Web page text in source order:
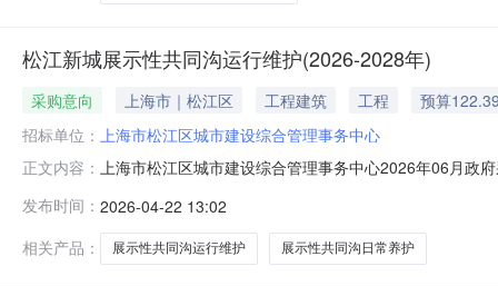
松江新城展示性共同沟运行维护(2026-2028年)
采购意向 上海市｜松江区 工程建筑 工程
预算
招标单位： 上海市松江区城市建设综合管理事务中心
正文内容： 上海市松江区城市建设综合管理事务中心2026年06月
行维护（2026-2028年）预算金额：122.390800万元(人
发布时间： 2026-04-22 13:02
相关产品：
展示性共同沟运行维护 展示性共同沟日常养护